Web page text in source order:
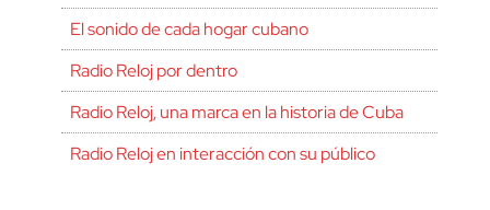
El sonido de cada hogar cubano
Radio Reloj por dentro
Radio Reloj, una marca en la historia de Cuba
Radio Reloj en interacción con su público